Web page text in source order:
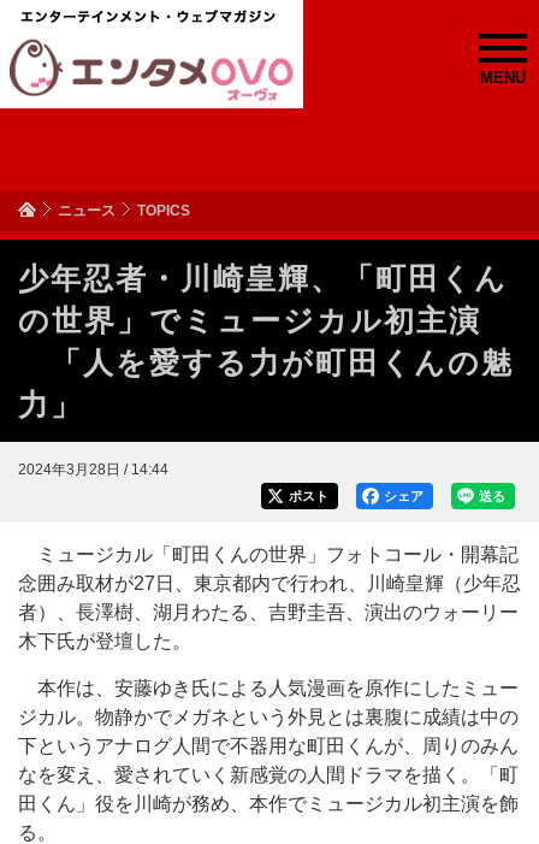
MENU
ニュース TOPICS
少年忍者・川崎皇輝、「町田くん
の世界」でミュージカル初主演
「人を愛する力が町田くんの魅
力」
2024年3月28日 / 14:44
送る
シェア
ポスト
ミュージカル「町田くんの世界」フォトコール・開幕記
念囲み取材が27日、東京都内で行われ、川崎皇輝（少年忍
者）、長澤樹、湖月わたる、吉野圭吾、演出のウォーリー
木下氏が登壇した。
本作は、安藤ゆき氏による人気漫画を原作にしたミュー
ジカル。物静かでメガネという外見とは裏腹に成績は中の
下というアナログ人間で不器用な町田くんが、周りのみん
なを変え、愛されていく新感覚の人間ドラマを描く。「町
田くん」役を川崎が務め、本作でミュージカル初主演を飾
る。